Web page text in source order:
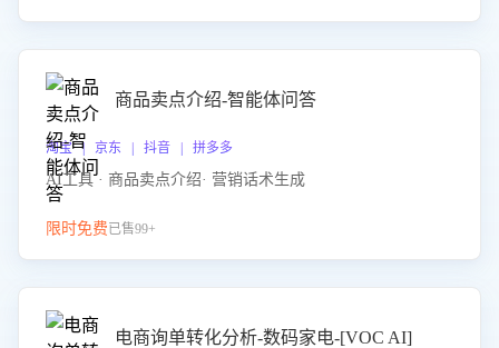
商品卖点介绍-智能体问答
淘宝 | 京东 | 抖音 | 拼多多
AI工具 · 商品卖点介绍· 营销话术生成
限时免费已售99+
电商询单转化分析-数码家电-[VOC AI]